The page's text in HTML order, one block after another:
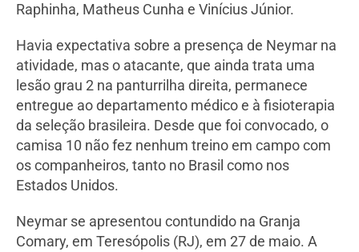
Raphinha, Matheus Cunha e Vinícius Júnior.
Havia expectativa sobre a presença de Neymar na
atividade, mas o atacante, que ainda trata uma
lesão grau 2 na panturrilha direita, permanece
entregue ao departamento médico e à fisioterapia
da seleção brasileira. Desde que foi convocado, o
camisa 10 não fez nenhum treino em campo com
os companheiros, tanto no Brasil como nos
Estados Unidos.
Neymar se apresentou contundido na Granja
Comary, em Teresópolis (RJ), em 27 de maio. A